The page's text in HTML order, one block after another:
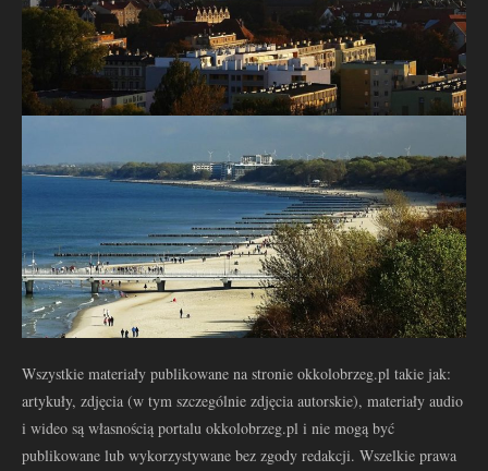
Wszystkie materiały publikowane na stronie okkolobrzeg.pl takie jak:
artykuły, zdjęcia (w tym szczególnie zdjęcia autorskie), materiały audio
i wideo są własnością portalu okkolobrzeg.pl i nie mogą być
publikowane lub wykorzystywane bez zgody redakcji. Wszelkie prawa